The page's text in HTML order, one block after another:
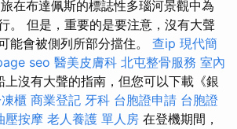
在布達佩斯的標誌性多瑙河景觀中為
。 但是，重要的是要注意，沒有大聲
能會被側列所部分擋住。 查ip 現代簡
seo 醫美皮膚科 北屯整骨服務 室內
上沒有大聲的​​指南，但您可以下載《銀
櫃 商業登記 牙科 台胞證申請 台胞證
壓按摩 老人養護 單人房 在登機期間，